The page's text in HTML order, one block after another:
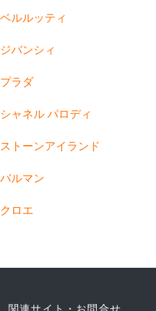
ベルルッティ
ジバンシィ
プラダ
シャネル パロディ
ストーンアイランド
バルマン
クロエ
関連サイト・お問合せ